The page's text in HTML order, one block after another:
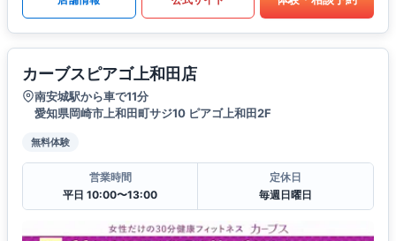
カーブスピアゴ上和田店
南安城駅から車で11分
愛知県岡崎市上和田町サジ10 ピアゴ上和田2F
無料体験
営業時間
平日 10:00〜13:00
定休日
毎週日曜日